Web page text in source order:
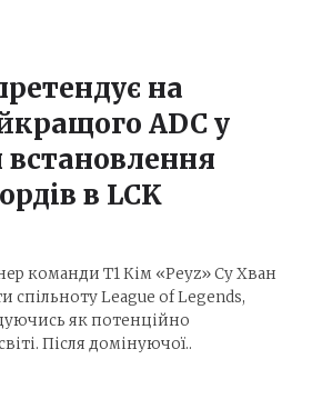
на
ADC у
встановлення
в LCK
команди T1 Кім «Peyz» Су Хван
спільноту League of Legends,
як потенційно
Після домінуючої..